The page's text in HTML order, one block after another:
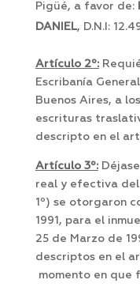
Pigüé, a favor de:
DANIEL, D.N.I:
Artículo 2º:
Escribanía
Buenos Aires, a
escrituras
descripto en el
Artículo 3º:
real y efectiva
1º) se otorgaron
1991, para el
25 de Marzo de
descriptos en el
momento en que